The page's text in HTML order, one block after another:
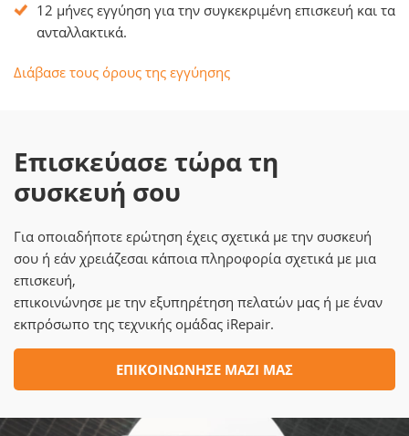
12 μήνες εγγύηση για την συγκεκριμένη επισκευή και τα
ανταλλακτικά.
Διάβασε τους όρους της εγγύησης
Επισκεύασε τώρα τη
συσκευή σου
Για οποιαδήποτε ερώτηση έχεις σχετικά με την συσκευή
σου ή εάν χρειάζεσαι κάποια πληροφορία σχετικά με μια
επισκευή,
επικοινώνησε με την εξυπηρέτηση πελατών μας ή με έναν
εκπρόσωπο της τεχνικής ομάδας iRepair.
ΕΠΙΚΟΙΝΩΝΗΣΕ ΜΑΖΙ ΜΑΣ